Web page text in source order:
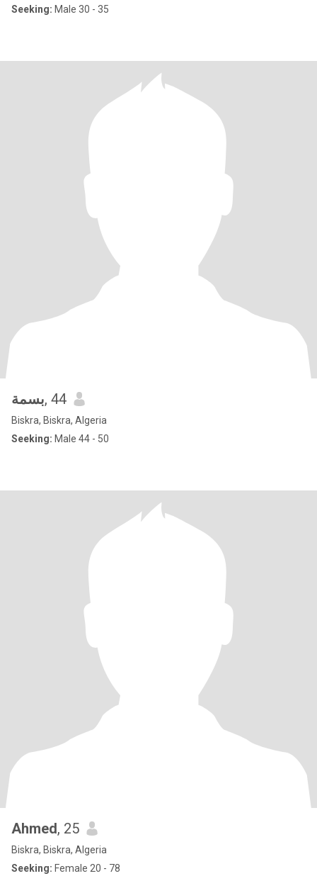
Seeking: Male 30 - 35
بسمة, 44
Biskra, Biskra, Algeria
Seeking: Male 44 - 50
Ahmed, 25
Biskra, Biskra, Algeria
Seeking: Female 20 - 78